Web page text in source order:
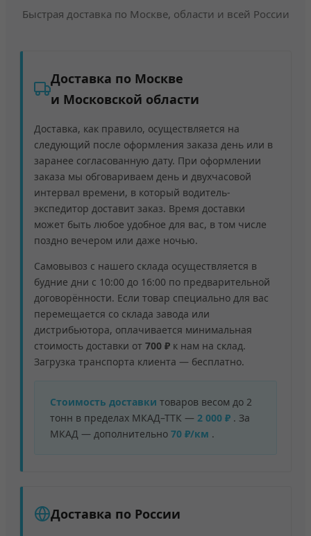
Быстрая доставка по Москве, области и всей России
Доставка по Москве
и Московской области
Доставка, как правило, осуществляется на
следующий после оформления заказа день или в
заранее согласованную дату. При оформлении
заказа мы обговариваем день и двухчасовой
интервал времени, в который водитель-
экспедитор доставит заказ. Время доставки
может быть любое удобное для вас, в том числе
поздно вечером или даже ночью.
Самовывоз с нашего склада осуществляется в
будние дни с 10:00 до 16:00 по предварительной
договорённости. Если товар специально для вас
перемещается со склада завода или
дистрибьютора, оплачивается минимальная
стоимость доставки от 700 ₽ к нам на склад.
Загрузка транспорта клиента — бесплатно.
Стоимость доставки товаров весом до 2
тонн в пределах МКАД–ТТК — 2 000 ₽ . За
МКАД — дополнительно 70 ₽/км .
Доставка по России